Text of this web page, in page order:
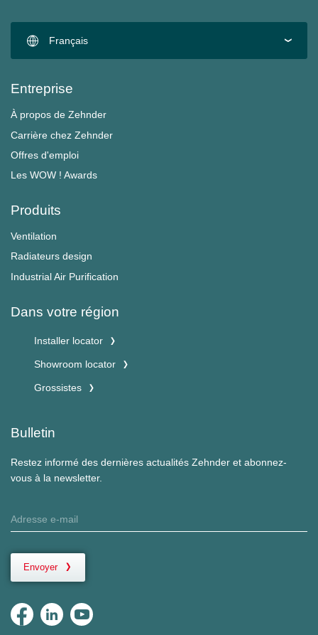
Français
Entreprise
À propos de Zehnder
Carrière chez Zehnder
Offres d'emploi
Les WOW ! Awards
Produits
Ventilation
Radiateurs design
Industrial Air Purification
Dans votre région
Installer locator
Showroom locator
Grossistes
Bulletin
Restez informé des dernières actualités Zehnder et abonnez-
vous à la newsletter.
Envoyer